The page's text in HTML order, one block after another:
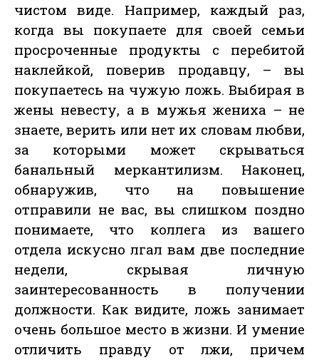
чистом виде. Например, каждый раз,
когда вы покупаете для своей семьи
просроченные продукты с перебитой
наклейкой, поверив продавцу, – вы
покупаетесь на чужую ложь. Выбирая в
жены невесту, а в мужья жениха – не
знаете, верить или нет их словам любви,
за которыми может скрываться
банальный меркантилизм. Наконец,
обнаружив, что на повышение
отправили не вас, вы слишком поздно
понимаете, что коллега из вашего
отдела искусно лгал вам две последние
недели, скрывая личную
заинтересованность в получении
должности. Как видите, ложь занимает
очень большое место в жизни. И умение
отличить правду от лжи, причем